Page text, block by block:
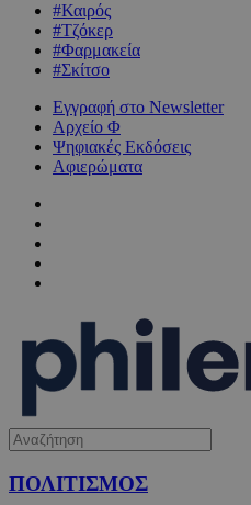
#Καιρός
#Τζόκερ
#Φαρμακεία
#Σκίτσο
Εγγραφή στο Newsletter
Αρχείο Φ
Ψηφιακές Εκδόσεις
Αφιερώματα
ΠΟΛΙΤΙΣΜΟΣ